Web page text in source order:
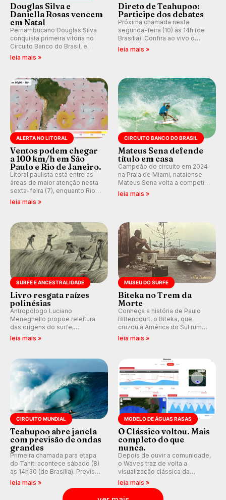
Douglas Silva e
Daniella Rosas vencem
em Natal
Pernambucano Douglas Silva
conquista primeira vitória no
Circuito Banco do Brasil, e
peruana Daniella Rosas vence
no feminino na etapa de Natal,
(RN).
leia mais »
Direto de Teahupoo:
Participe dos debates
Próxima chamada nesta
segunda-feira (10) às 14h (de
Brasília). Confira ao vivo o
Outerknown Tahiti Pro 2026 e
participe dos comentários e
leia mais »
ALERTA NO LITORAL
Ventos podem chegar
a 100 km/h em São
Paulo e Rio de Janeiro.
Litoral paulista está entre as
áreas de maior atenção nesta
sexta-feira (7), enquanto Rio
de Janeiro também recebe
alerta para ventos fortes.
km/h em Itanhaém.
leia mais »
CIRCUITO BANCO DO BRASIL
Mateus Sena defende
título em casa
Campeão do circuito em 2024
na Praia de Miami, natalense
Mateus Sena volta a competir
em casa em busca de manter a
hegemonia potiguar em etapa
leia mais »
SURFE E ANCESTRALIDADE
Livro resgata raízes
polinésias
Antropólogo Luciano
Meneghello propõe releitura
das origens do surfe,
resgatando a cultura polinésia
e questionando a visão
prática em esporte e indústria.
leia mais »
MUSEU DO SURFE
Biteka no Trem da
Morte
Conheça a história de Paulo
Bittencourt, o Biteka, que
cruzou a América do Sul rumo
ao Pacífico em uma jornada
que se tornou um marco de
leia mais »
CIRCUITO MUNDIAL
Teahupoo abre janela
com previsão de ondas
grandes
Primeira chamada para etapa
do Tahiti acontece sábado (8)
às 14h30 (de Brasília). Previsão
indica swell consistente.
Medina embarca para evento e
WSL divulga baterias, com
leia mais »
MODELO DE ÁGUAS RASAS
O Clássico voltou. Mais
completo do que
nunca.
Depois de ouvir a comunidade,
o Waves traz de volta a
visualização clássica da
previsão de águas rasas,
agora integrada à nova
plataforma e com previsão das
leia mais »